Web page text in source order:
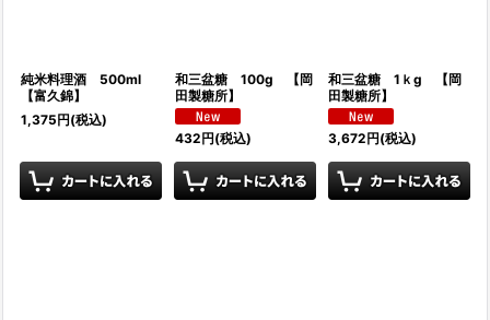
純米料理酒 500ml
【富久錦】
1,375円(税込)
和三盆糖 100g 【岡
田製糖所】
432円(税込)
和三盆糖 1ｋg 【岡
田製糖所】
3,672円(税込)